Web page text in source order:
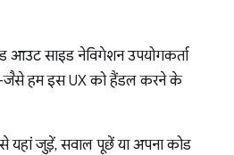
साइड नेविगेशन उपयोगकर्ता
जैसे हम इस UX को हैंडल करने के
यहां जुड़ें, सवाल पूछें या अपना कोड